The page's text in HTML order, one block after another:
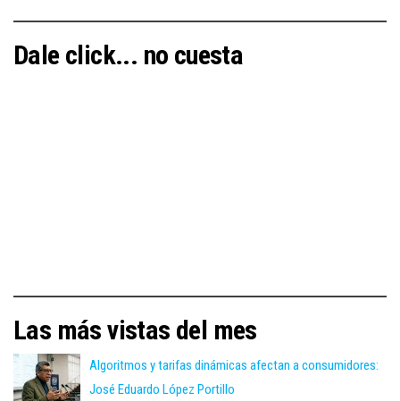
Dale click... no cuesta
Las más vistas del mes
Algoritmos y tarifas dinámicas afectan a consumidores:
José Eduardo López Portillo